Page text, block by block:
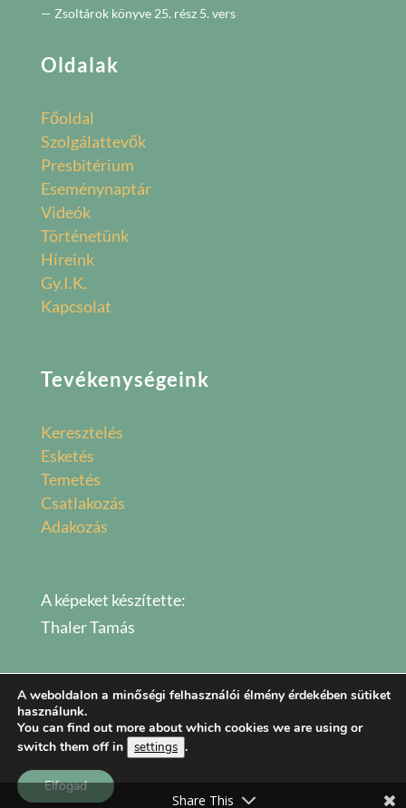
— Zsoltárok könyve 25. rész 5. vers
Oldalak
Főoldal
Szolgálattevők
Presbitérium
Eseménynaptár
Videók
Történetünk
Híreink
Gy.I.K.
Kapcsolat
Tevékenységeink
Keresztelés
Esketés
Temetés
Csatlakozás
Adakozás
A képeket készítette:
Thaler Tamás
A weboldalon a minőségi felhasználói élmény érdekében sütiket
használunk.
You can find out more about which cookies we are using or
switch them off in
settings .
Elfogad
Share This